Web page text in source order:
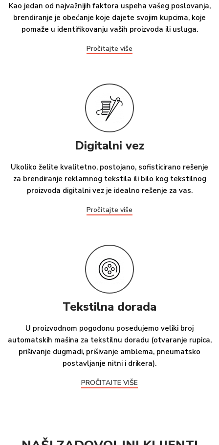
Kao jedan od najvažnijih faktora uspeha vašeg poslovanja,
brendiranje je obećanje koje dajete svojim kupcima, koje
pomaže u identifikovanju vaših proizvoda ili usluga.
Pročitajte više
Digitalni vez
Ukoliko želite kvalitetno, postojano, sofisticirano rešenje
za brendiranje reklamnog tekstila ili bilo kog tekstilnog
proizvoda digitalni vez je idealno rešenje za vas.
Pročitajte više
Tekstilna dorada
U proizvodnom pogodonu posedujemo veliki broj
automatskih mašina za tekstilnu doradu (otvaranje rupica,
prišivanje dugmadi, prišivanje amblema, pneumatsko
postavljanje nitni i drikera).
PROČITAJTE VIŠE